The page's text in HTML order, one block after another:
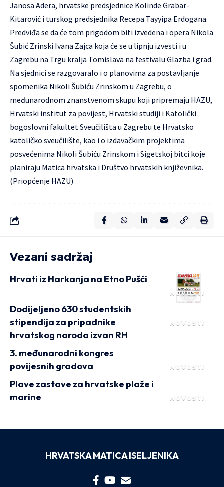
Janosa Adera, hrvatske predsjednice Kolinde Grabar-
Kitarović i turskog predsjednika Recepa Tayyipa Erdogana.
Predviđa se da će tom prigodom biti izvedena i opera Nikola
Šubić Zrinski Ivana Zajca koja će se u lipnju izvesti i u
Zagrebu na Trgu kralja Tomislava na festivalu Glazba i grad.
Na sjednici se razgovaralo i o planovima za postavljanje
spomenika Nikoli Šubiću Zrinskom u Zagrebu, o
međunarodnom znanstvenom skupu koji pripremaju HAZU,
Hrvatski institut za povijest, Hrvatski studiji i Katolički
bogoslovni fakultet Sveučilišta u Zagrebu te Hrvatsko
katoličko sveučilište, kao i o izdavačkim projektima
posvećenima Nikoli Šubiću Zrinskom i Sigetskoj bitci koje
planiraju Matica hrvatska i Društvo hrvatskih književnika.
(Priopćenje HAZU)
Vezani sadržaj
NOVOSTI
Hrvati iz Harkanja na Etno Pušći
NOVOSTI
Dodijeljeno 630 studentskih
stipendija za pripadnike
hrvatskog naroda izvan RH
NOVOSTI
3. međunarodni kongres
povijesnih gradova
NOVOSTI
Plave zastave za hrvatske plaže i
marine
HRVATSKA MATICA ISELJENIKA